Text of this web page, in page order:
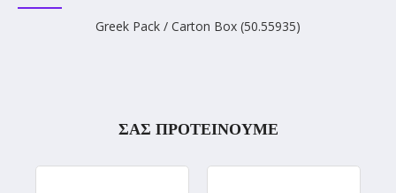
Greek Pack / Carton Box (50.55935)
ΣΑΣ ΠΡΟΤΕΙΝΟΥΜΕ